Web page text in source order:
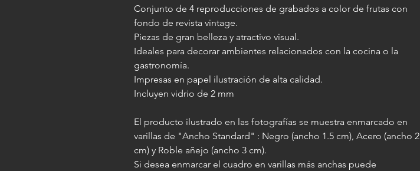
Conjunto de 4 reproducciones de grabados a color de frutas con
fondo de revista vintage.
Piezas de gran belleza y atractivo visual.
Ideales para decorar ambientes relacionados con la cocina o la
gastronomía.
Impresas en papel ilustración de alta calidad.
Incluyen vidrio de 2 mm
El producto ilustrado en las fotografías se muestra enmarcado en
varillas de "Ancho Standard" : Negro (ancho 1.5 cm), Acero (ancho 2
cm) y Roble añejo (ancho 3 cm).
Si desea enmarcar el cuadro en varillas más anchas puede